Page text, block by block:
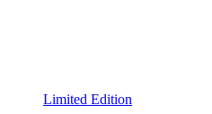
Limited Edition